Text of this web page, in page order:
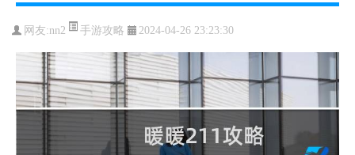
网友:nn2 手游攻略 2024-04-26 23:23:30